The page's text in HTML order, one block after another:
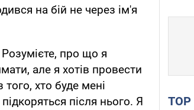
на бій не через ім'я
про що я
але я хотів провести
хто буде мені
після нього. Я